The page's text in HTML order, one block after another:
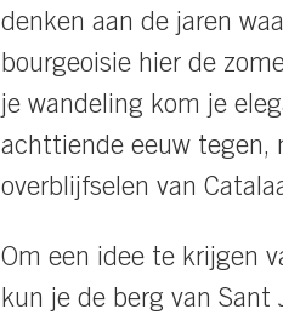
denken aan de jaren
bourgeoisie hier de
je wandeling kom je
achttiende eeuw tegen,
overblijfselen van
Om een idee te krijgen
kun je de berg van Sant